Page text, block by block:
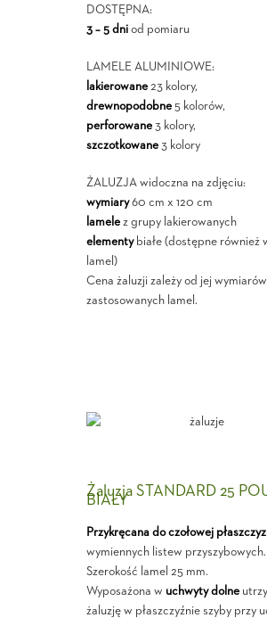
DOSTĘPNA:
3 – 5 dniod pomiaru
LAMELE ALUMINIOWE:
lakierowane23 kolory,
drewnopodobne5 kolorów,
perforowane3 kolory,
szczotkowane3 kolory
ŻALUZJA widoczna na zdjęciu:
wymiary60 cm x 120 cm
lamelez grupy lakierowanych
elementybiałe (dostępne również
lamel)
Cena żaluzji zależy od jej
zastosowanych lamel.
Żaluzja STANDARD 25
BIAŁY
Przykręcana do czołowej
wymiennych listew przyszybowych.
Szerokość lamel 25 mm.
Wyposażona w uchwyty dolne
żaluzję w płaszczyźnie szyby przy